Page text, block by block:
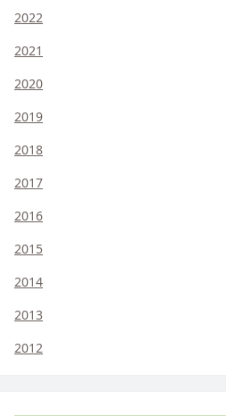
2022
2021
2020
2019
2018
2017
2016
2015
2014
2013
2012